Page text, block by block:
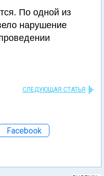
По одной из
нарушение
СЛЕДУЮЩАЯ СТАТЬЯ
Facebook